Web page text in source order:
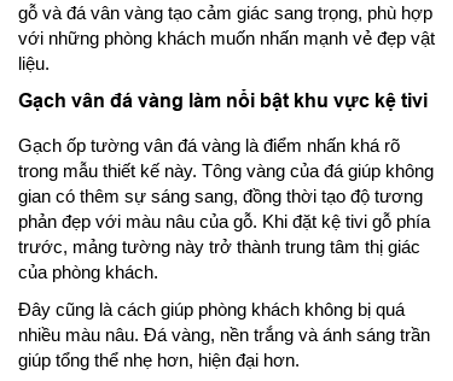
gỗ và đá vân vàng tạo cảm giác sang trọng, phù hợp
với những phòng khách muốn nhấn mạnh vẻ đẹp vật
liệu.
Gạch vân đá vàng làm nổi bật khu vực kệ tivi
Gạch ốp tường vân đá vàng là điểm nhấn khá rõ
trong mẫu thiết kế này. Tông vàng của đá giúp không
gian có thêm sự sáng sang, đồng thời tạo độ tương
phản đẹp với màu nâu của gỗ. Khi đặt kệ tivi gỗ phía
trước, mảng tường này trở thành trung tâm thị giác
của phòng khách.
Đây cũng là cách giúp phòng khách không bị quá
nhiều màu nâu. Đá vàng, nền trắng và ánh sáng trần
giúp tổng thể nhẹ hơn, hiện đại hơn.